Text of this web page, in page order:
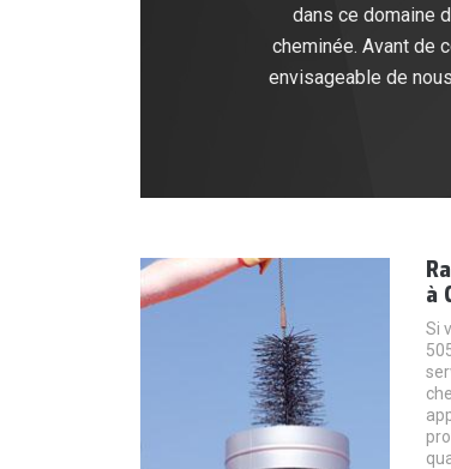
dans ce domaine
cheminée. Avant de
envisageable de
à
Si